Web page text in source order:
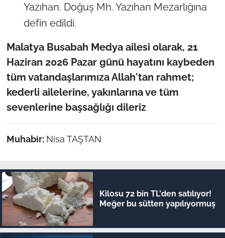
Yazıhan. Doğuş Mh. Yazıhan Mezarlığına
defin edildi.
Malatya Busabah Medya ailesi olarak, 21
Haziran 2026 Pazar günü hayatını kaybeden
tüm vatandaşlarımıza Allah'tan rahmet;
kederli ailelerine, yakınlarına ve tüm
sevenlerine başsağlığı dileriz
Muhabir: Nisa TAŞTAN
Kilosu 72 bin TL'den satılıyor!
Meğer bu sütten yapılıyormuş